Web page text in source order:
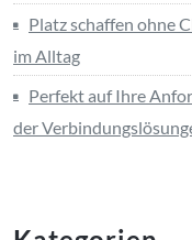
Platz schaffen ohne
im Alltag
Perfekt auf Ihre
der